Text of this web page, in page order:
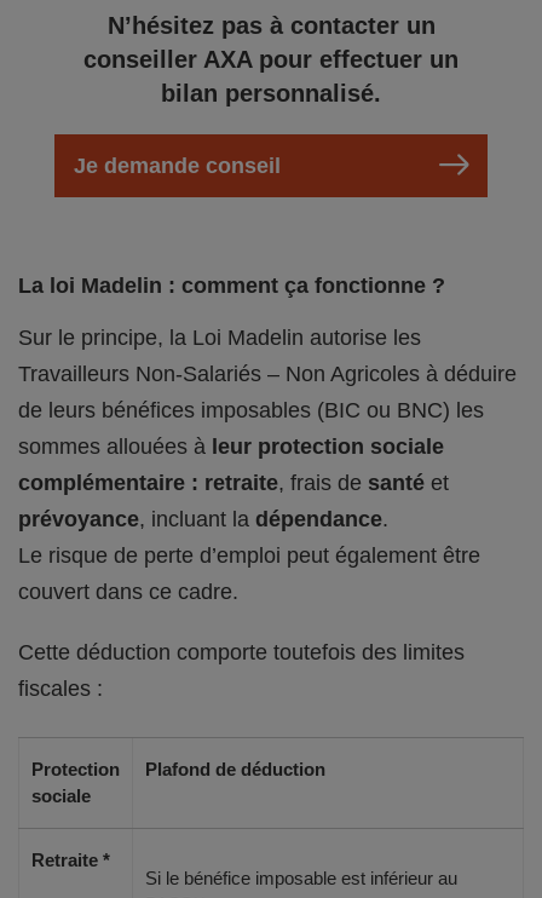
N’hésitez pas à contacter un
conseiller AXA pour effectuer un
bilan personnalisé.
Je demande conseil
La loi Madelin : comment ça fonctionne ?
Sur le principe, la Loi Madelin autorise les
Travailleurs Non-Salariés – Non Agricoles à déduire
de leurs bénéfices imposables (BIC ou BNC) les
sommes allouées à leur protection sociale
complémentaire : retraite, frais de santé et
prévoyance, incluant la dépendance.
Le risque de perte d’emploi peut également être
couvert dans ce cadre.
Cette déduction comporte toutefois des limites
fiscales :
Protection
sociale
Plafond de déduction
Retraite *
Si le bénéfice imposable est inférieur au